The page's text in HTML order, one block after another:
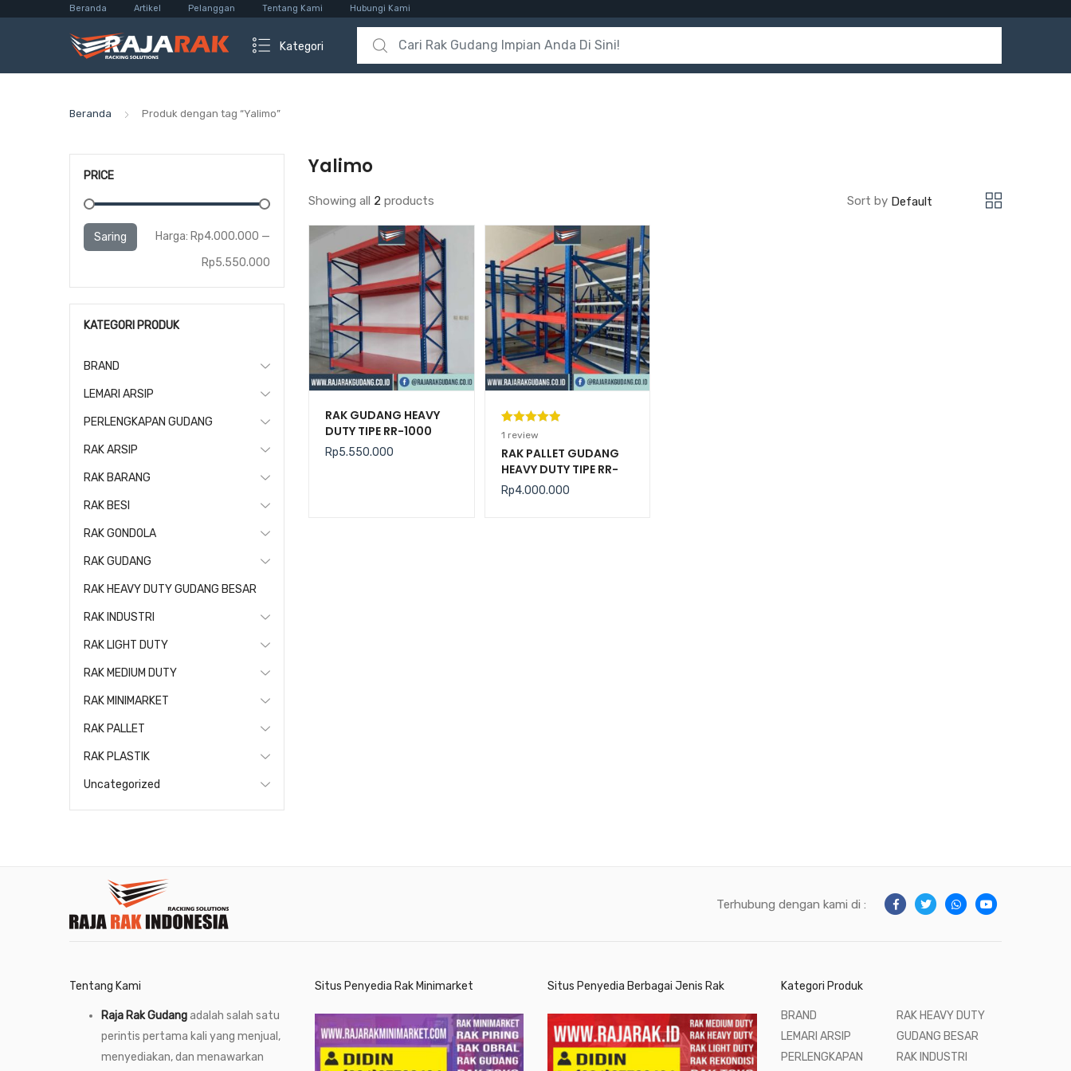
Beranda Artikel Pelanggan Tentang Kami Hubungi Kami
Kategori
Search for:
Beranda Produk dengan tag “Yalimo”
Yalimo
Showing all 2 products Sort by
RAK GUDANG HEAVY
DUTY TIPE RR-1000
Rp5.550.000
Peringkat
5.00dari 5
berdasarka
n
1
penilaian
1 review
RAK PALLET GUDANG
HEAVY DUTY TIPE RR-
2000 KAPASITAS 2
TON / LEVEL
Rp4.000.000
PRICE
Saring Harga: Rp4.000.000 —
Rp5.550.000
KATEGORI PRODUK
BRAND
LEMARI ARSIP
PERLENGKAPAN GUDANG
RAK ARSIP
RAK BARANG
RAK BESI
RAK GONDOLA
RAK GUDANG
RAK HEAVY DUTY GUDANG BESAR
RAK INDUSTRI
RAK LIGHT DUTY
RAK MEDIUM DUTY
RAK MINIMARKET
RAK PALLET
RAK PLASTIK
Uncategorized
Terhubung dengan kami di :
Tentang Kami
Raja Rak Gudangadalah salah satu
perintis pertama kali yang menjual,
menyediakan, dan menawarkan
Situs Penyedia Rak Minimarket Situs Penyedia Berbagai Jenis Rak Kategori Produk
BRAND
LEMARI ARSIP
PERLENGKAPAN
RAK HEAVY DUTY
GUDANG BESAR
RAK INDUSTRI